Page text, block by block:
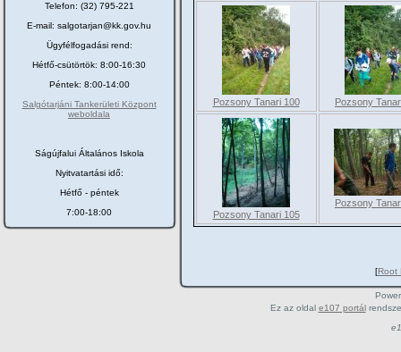
Telefon: (32) 795-221
E-mail: salgotarjan@kk.gov.hu
Ügyfélfogadási rend:
Hétfő-csütörtök: 8:00-16:30
Péntek: 8:00-14:00
Salgótarjáni Tankerületi Központ
weboldala
Ságújfalui Általános Iskola
Nyitvatartási idő:
Hétfő - péntek
7:00-18:00
Pozsony Tanari 100 Pozsony
Pozsony Tanari 105
Pozsony
[Root
Ez az oldal e107 portál